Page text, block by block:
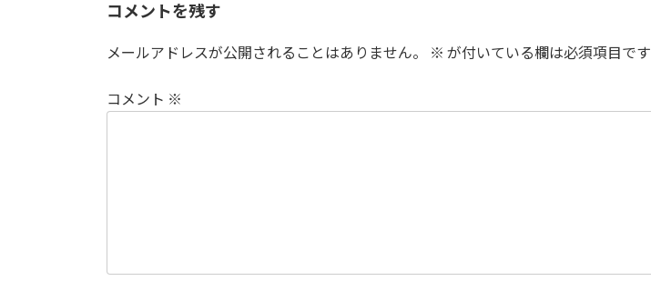
コメントを残す
メールアドレスが公開されることはありません。 ※ が付いている欄は必須項目です
コメント ※